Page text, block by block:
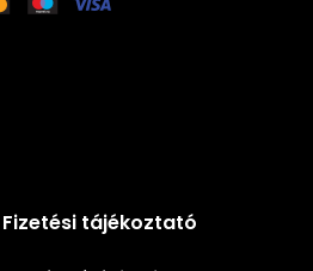
Fizetési tájékoztató